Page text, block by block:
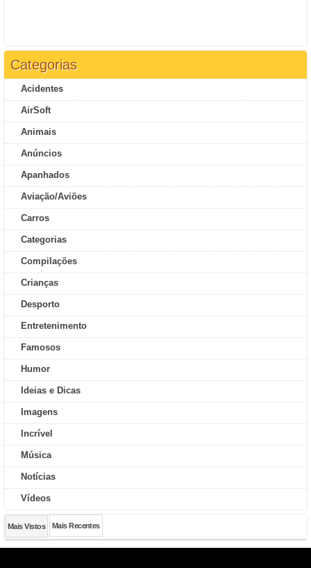
Categorias
Acidentes
AirSoft
Animais
Anúncios
Apanhados
Aviação/Aviões
Carros
Categorias
Compilações
Crianças
Desporto
Entretenimento
Famosos
Humor
Ideias e Dicas
Imagens
Incrível
Música
Notícias
Vídeos
Mais Vistos Mais Recentes